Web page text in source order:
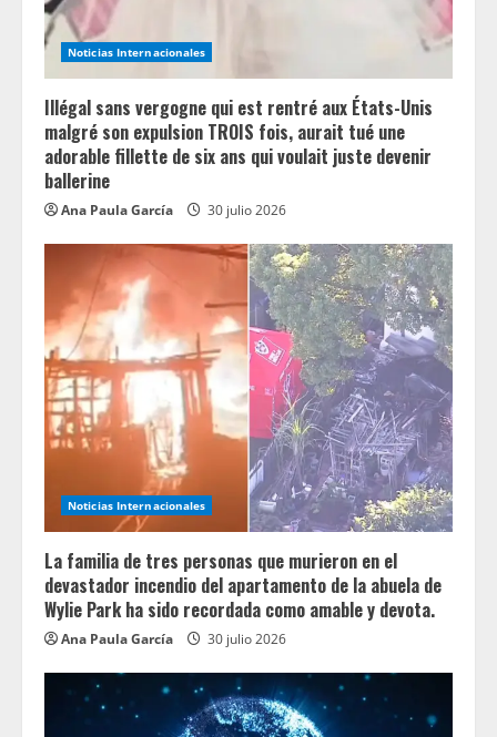
Noticias Internacionales
Illégal sans vergogne qui est rentré aux États-Unis
malgré son expulsion TROIS fois, aurait tué une
adorable fillette de six ans qui voulait juste devenir
ballerine
Ana Paula García 30 julio 2026
Noticias Internacionales
La familia de tres personas que murieron en el
devastador incendio del apartamento de la abuela de
Wylie Park ha sido recordada como amable y devota.
Ana Paula García 30 julio 2026